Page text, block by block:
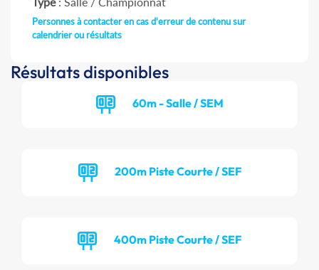
Personnes à contacter en cas d'erreur de contenu sur
calendrier ou résultats
Résultats disponibles
60m - Salle / SEM
200m Piste Courte / SEF
400m Piste Courte / SEF